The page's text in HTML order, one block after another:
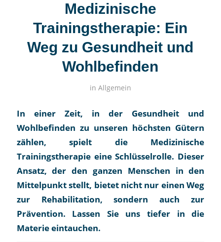
Medizinische
Trainingstherapie: Ein
Weg zu Gesundheit und
Wohlbefinden
in Allgemein
In einer Zeit, in der Gesundheit und
Wohlbefinden zu unseren höchsten Gütern
zählen, spielt die Medizinische
Trainingstherapie eine Schlüsselrolle. Dieser
Ansatz, der den ganzen Menschen in den
Mittelpunkt stellt, bietet nicht nur einen Weg
zur Rehabilitation, sondern auch zur
Prävention. Lassen Sie uns tiefer in die
Materie eintauchen.